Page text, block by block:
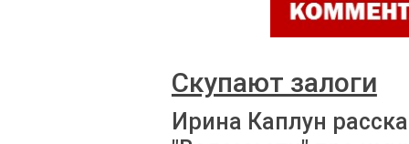
Скупают залоги
Ирина Каплун